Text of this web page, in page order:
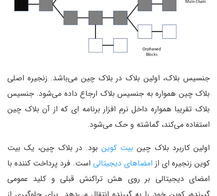
جنسیس بلاک، اولین بلاک در بلاک چین می‌باشد. زنجیره اصلی
بلاک چین همواره به جنسیس بلاک ارجاع داده می‌شود. جنسیس
بلاک تقریبا همواره داخل نرم افزار برنامه ای که از آن بلاک چین
استفاده می‌کند، گماشته و حک می‌شود.
اولین کاربرد بلاک چین بیت کوینبود. در بلاک چین، یک بیت
کوین زنجیره ای از امضاهای دیجیتالی است. فرد پرداخت کننده با
امضای دیجیتالی بر روی هش تراکنش قبلی و کلید عمومی